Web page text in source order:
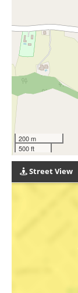
200 m
500 ft
Street View